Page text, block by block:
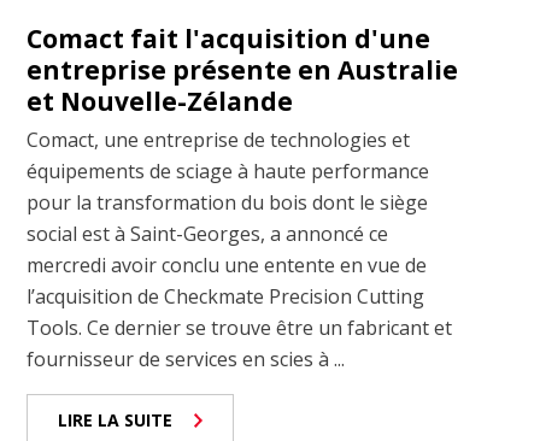
Comact fait l'acquisition d'une
entreprise présente en Australie
et Nouvelle-Zélande
Comact, une entreprise de technologies et
équipements de sciage à haute performance
pour la transformation du bois dont le siège
social est à Saint-Georges, a annoncé ce
mercredi avoir conclu une entente en vue de
l’acquisition de Checkmate Precision Cutting
Tools. Ce dernier se trouve être un fabricant et
fournisseur de services en scies à ...
LIRE LA SUITE